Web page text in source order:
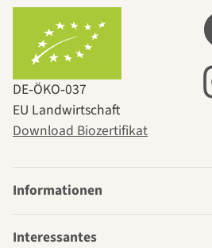
DE‑ÖKO‑037
EU Landwirtschaft
Download Biozertifikat
Informationen
Interessantes